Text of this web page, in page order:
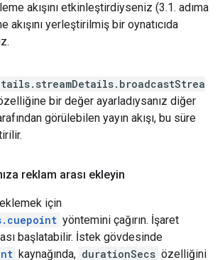
akışını etkinleştirdiyseniz (3.1. adıma
akışını yerleştirilmiş bir oynatıcıda
bir değer ayarladıysanız diğer
görülebilen yayın akışı, bu süre
reklam arası ekleyin
için
yöntemini çağırın. İşaret
başlatabilir. İstek gövdesinde
kaynağında, durationSecs özelliğini